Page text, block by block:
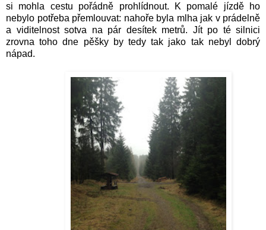
si mohla cestu pořádně prohlídnout. K pomalé jízdě ho
nebylo potřeba přemlouvat: nahoře byla mlha jak v prádelně
a viditelnost sotva na pár desítek metrů. Jít po té silnici
zrovna toho dne pěšky by tedy tak jako tak nebyl dobrý
nápad.